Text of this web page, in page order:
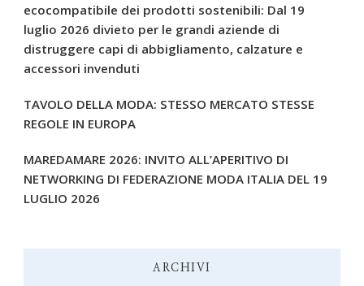
ecocompatibile dei prodotti sostenibili: Dal 19
luglio 2026 divieto per le grandi aziende di
distruggere capi di abbigliamento, calzature e
accessori invenduti
TAVOLO DELLA MODA: STESSO MERCATO STESSE
REGOLE IN EUROPA
MAREDAMARE 2026: INVITO ALL’APERITIVO DI
NETWORKING DI FEDERAZIONE MODA ITALIA DEL 19
LUGLIO 2026
ARCHIVI